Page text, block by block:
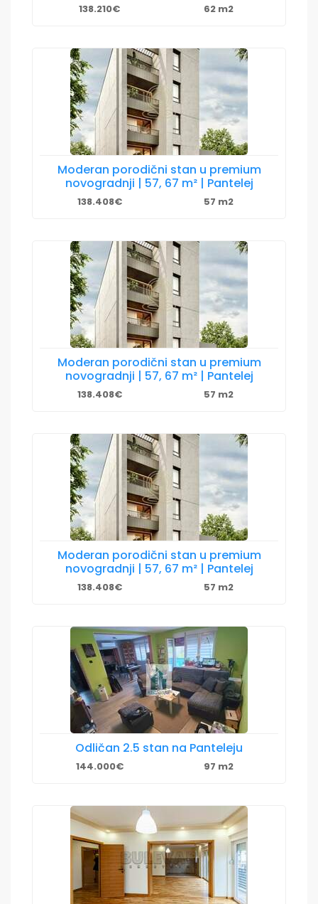
138.210€ 62 m2
Moderan porodični stan u premium
novogradnji | 57, 67 m² | Pantelej
138.408€ 57 m2
Moderan porodični stan u premium
novogradnji | 57, 67 m² | Pantelej
138.408€ 57 m2
Moderan porodični stan u premium
novogradnji | 57, 67 m² | Pantelej
138.408€ 57 m2
Odličan 2.5 stan na Panteleju
144.000€ 97 m2